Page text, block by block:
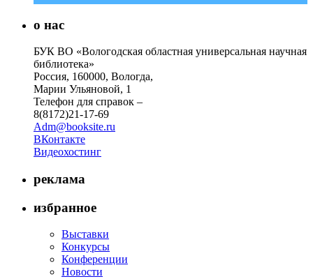
о нас
БУК ВО «Вологодская областная универсальная научная
библиотека»
Россия, 160000, Вологда,
Марии Ульяновой, 1
Телефон для справок –
8(8172)21-17-69
Adm@booksite.ru
ВКонтакте
Видеохостинг
реклама
избранное
Выставки
Конкурсы
Конференции
Новости